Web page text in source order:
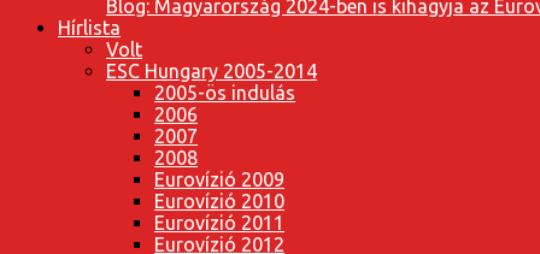
Blog: Magyarország 2024-ben is kihagyja az
Hírlista
Volt
ESC Hungary 2005-2014
2005-ös indulás
2006
2007
2008
Eurovízió 2009
Eurovízió 2010
Eurovízió 2011
Eurovízió 2012